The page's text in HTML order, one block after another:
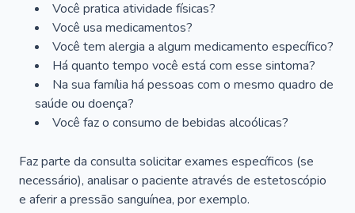
Você pratica atividade físicas?
Você usa medicamentos?
Você tem alergia a algum medicamento específico?
Há quanto tempo você está com esse sintoma?
Na sua família há pessoas com o mesmo quadro de
saúde ou doença?
Você faz o consumo de bebidas alcoólicas?
Faz parte da consulta solicitar exames específicos (se
necessário), analisar o paciente através de estetoscópio
e aferir a pressão sanguínea, por exemplo.